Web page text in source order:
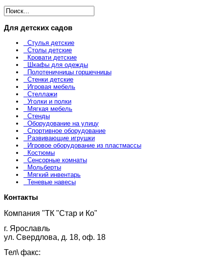
Для детских садов
Стулья детские
Столы детские
Кровати детские
Шкафы для одежды
Полотеничницы горшечницы
Стенки детские
Игровая мебель
Стеллажи
Уголки и полки
Мягкая мебель
Стенды
Оборудование на улицу
Спортивное оборудование
Развивающие игрушки
Игровое оборудование из пластмассы
Костюмы
Сенсорные комнаты
Мольберты
Мягкий инвентарь
Теневые навесы
Контакты
Компания "ТК "Стар и Ко"
г. Ярославль
ул. Свердлова, д. 18, оф. 18
Тел\ факс: